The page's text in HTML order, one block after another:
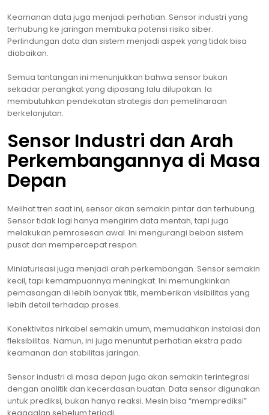
Keamanan data juga menjadi perhatian. Sensor industri yang
terhubung ke jaringan membuka potensi risiko siber.
Perlindungan data dan sistem menjadi aspek yang tidak bisa
diabaikan.
Semua tantangan ini menunjukkan bahwa sensor bukan
sekadar perangkat yang dipasang lalu dilupakan. Ia
membutuhkan pendekatan strategis dan pemeliharaan
berkelanjutan.
Sensor Industri dan Arah
Perkembangannya di Masa
Depan
Melihat tren saat ini, sensor akan semakin pintar dan terhubung.
Sensor tidak lagi hanya mengirim data mentah, tapi juga
melakukan pemrosesan awal. Ini mengurangi beban sistem
pusat dan mempercepat respon.
Miniaturisasi juga menjadi arah perkembangan. Sensor semakin
kecil, tapi kemampuannya meningkat. Ini memungkinkan
pemasangan di lebih banyak titik, memberikan visibilitas yang
lebih detail terhadap proses.
Konektivitas nirkabel semakin umum, memudahkan instalasi dan
fleksibilitas. Namun, ini juga menuntut perhatian ekstra pada
keamanan dan stabilitas jaringan.
Sensor industri di masa depan juga akan semakin terintegrasi
dengan analitik dan kecerdasan buatan. Data sensor digunakan
untuk prediksi, bukan hanya reaksi. Mesin bisa “memprediksi”